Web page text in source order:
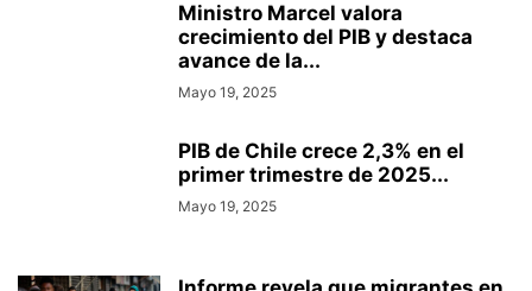
Ministro Marcel valora
crecimiento del PIB y destaca
avance de la...
Mayo 19, 2025
PIB de Chile crece 2,3% en el
primer trimestre de 2025...
Mayo 19, 2025